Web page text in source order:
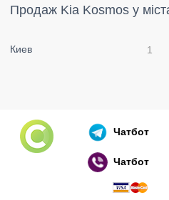
Російський воєнний
Продаж Kia Kosmos у
Киев 1
Чатбот
Чатбот